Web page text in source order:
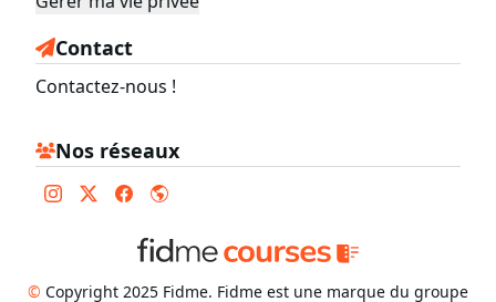
Contact
Contactez-nous !
Nos réseaux
© Copyright 2025 Fidme. Fidme est une marque du groupe